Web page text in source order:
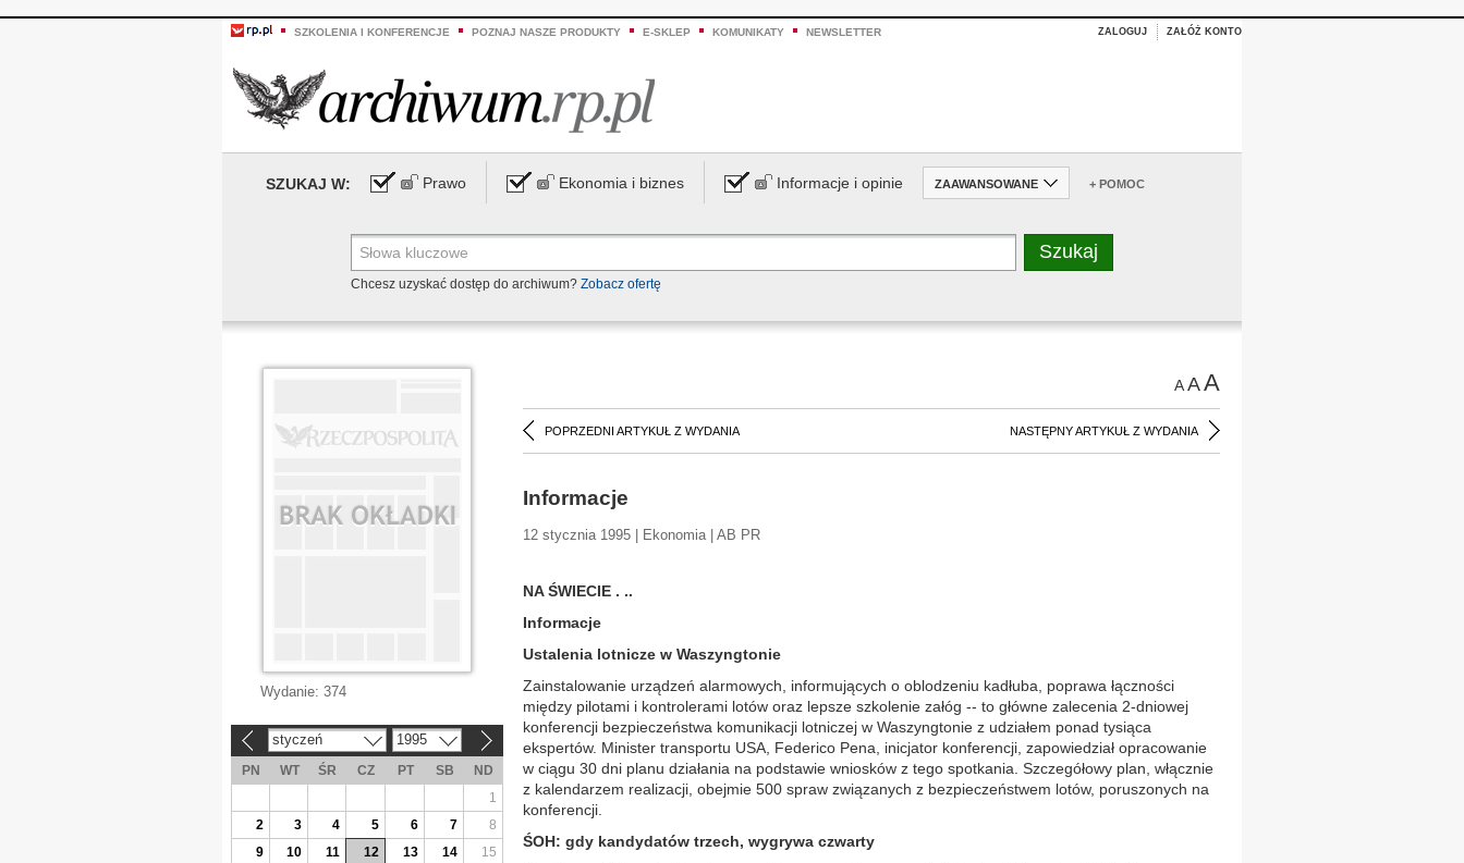
SZKOLENIA I KONFERENCJE POZNAJ NASZE PRODUKTY E-SKLEP KOMUNIKATY NEWSLETTER ZALOGUJ ZAŁÓŻ KONTO
SZUKAJ W: Prawo Ekonomia i biznes Informacje i opinie ZAAWANSOWANE + POMOC
Chcesz uzyskać dostęp do archiwum? Zobacz ofertę
AAA
POPRZEDNI ARTYKUŁ Z WYDANIA NASTĘPNY ARTYKUŁ Z WYDANIA
Informacje
12 stycznia 1995 | Ekonomia | AB PR
NA ŚWIECIE . ..
Informacje
Ustalenia lotnicze w Waszyngtonie
Zainstalowanie urządzeń alarmowych, informujących o oblodzeniu kadłuba, poprawa łączności
między pilotami i kontrolerami lotów oraz lepsze szkolenie załóg -- to główne zalecenia 2-dniowej
konferencji bezpieczeństwa komunikacji lotniczej w Waszyngtonie z udziałem ponad tysiąca
ekspertów. Minister transportu USA, Federico Pena, inicjator konferencji, zapowiedział opracowanie
w ciągu 30 dni planu działania na podstawie wniosków z tego spotkania. Szczegółowy plan, włącznie
z kalendarzem realizacji, obejmie 500 spraw związanych z bezpieczeństwem lotów, poruszonych na
konferencji.
ŚOH: gdy kandydatów trzech, wygrywa czwarty
Wydanie: 374
styczeń 1995
PN WT ŚR CZ PT SB
ND
1
2
3 4 5 6 7
8
9
10 11 12 13 14
15